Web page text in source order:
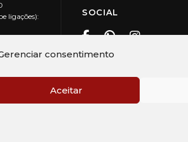
consentimento
Aceitar
ligações):
SOCIAL